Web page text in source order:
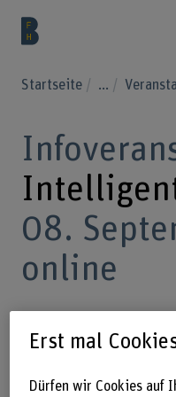
Startseite ...
08.
online
Vertriebs- und
Erst mal
Dürfen wir Cookies auf